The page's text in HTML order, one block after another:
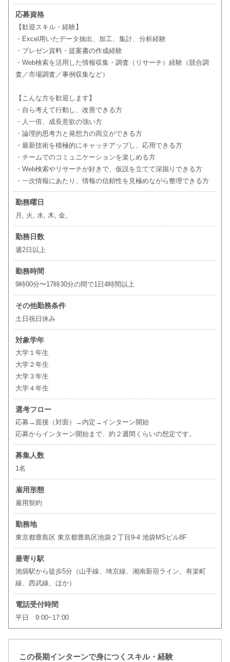
応募資格
【歓迎スキル・経験】
・Excel用いたデータ抽出、加工、集計、分析経験
・プレゼン資料・提案書の作成経験
・Web検索を活用した情報収集・調査（リサーチ）経験（競合調
査／市場調査／事例収集など）
【こんな方を歓迎します】
・自ら考えて行動し、改善できる方
・人一倍、成長意欲の強い方
・論理的思考力と発想力の両立ができる方
・最新技術を積極的にキャッチアップし、応用できる方
・チームでのコミュニケーションを楽しめる方
・Web検索やリサーチが好きで、仮説を立てて深掘りできる方
・一次情報にあたり、情報の信頼性を見極めながら整理できる方
勤務曜日
月, 火, 水, 木, 金,
勤務日数
週2日以上
勤務時間
9時00分〜17時30分の間で1日4時間以上
その他勤務条件
土日祝日休み
対象学年
大学１年生
大学２年生
大学３年生
大学４年生
選考フロー
応募→面接（対面）→内定→インターン開始
応募からインターン開始まで、約２週間くらいの想定です。
募集人数
1名
雇用形態
雇用契約
勤務地
東京都豊島区 東京都豊島区池袋２丁目9-4 池袋MSビル8F
最寄り駅
池袋駅から徒歩5分（山手線、埼京線、湘南新宿ライン、有楽町
線、西武線、ほか）
電話受付時間
平日 9:00~17:00
この長期インターンで身につくスキル・経験